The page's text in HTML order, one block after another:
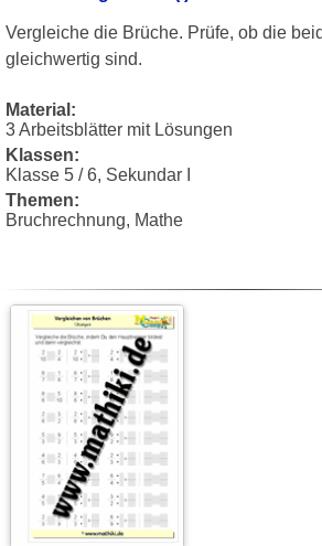
Vergleiche die Brüche. Prüfe, ob die
gleichwertig sind.
Material:
3 Arbeitsblätter mit Lösungen
Klassen:
Klasse 5 / 6, Sekundar I
Themen:
Bruchrechnung, Mathe